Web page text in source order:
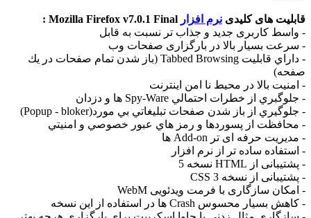
قابلیت های کلیدی نرم افزار
- واسط کاربری جدید و جذاب تر نسبت به قابل
- سرعت بسیار بالا در بارگزاری صفحات وب
- داراي قابليت ‏Tabbed Browsing (باز شدن تمام صفحات در يك
صفحه)
- امنيت بالا در محيط نا امن اينترنت
- جلوگبري از خطرات احتمالي Spy-Ware ها و دزدان
- جلوگيري از باز شدن صفحات تبليغاتي بي مورد(Popup - bloker)
- محافظت از پسوردها و رمز هاي عبور خصوصي و امنيتي
- مدیریت حرفه ای تر Add-on ها
- استفاده ساده تر از نرم افزار
- پشتیبانی از HTML نسخه 5
- پشتیبانی از نسخه 3 CSS
- امکان سازگاری با فرمت ویدئویی WebM
- کاهش بسیار محسوس Crash ها در استفاده از این نسخه